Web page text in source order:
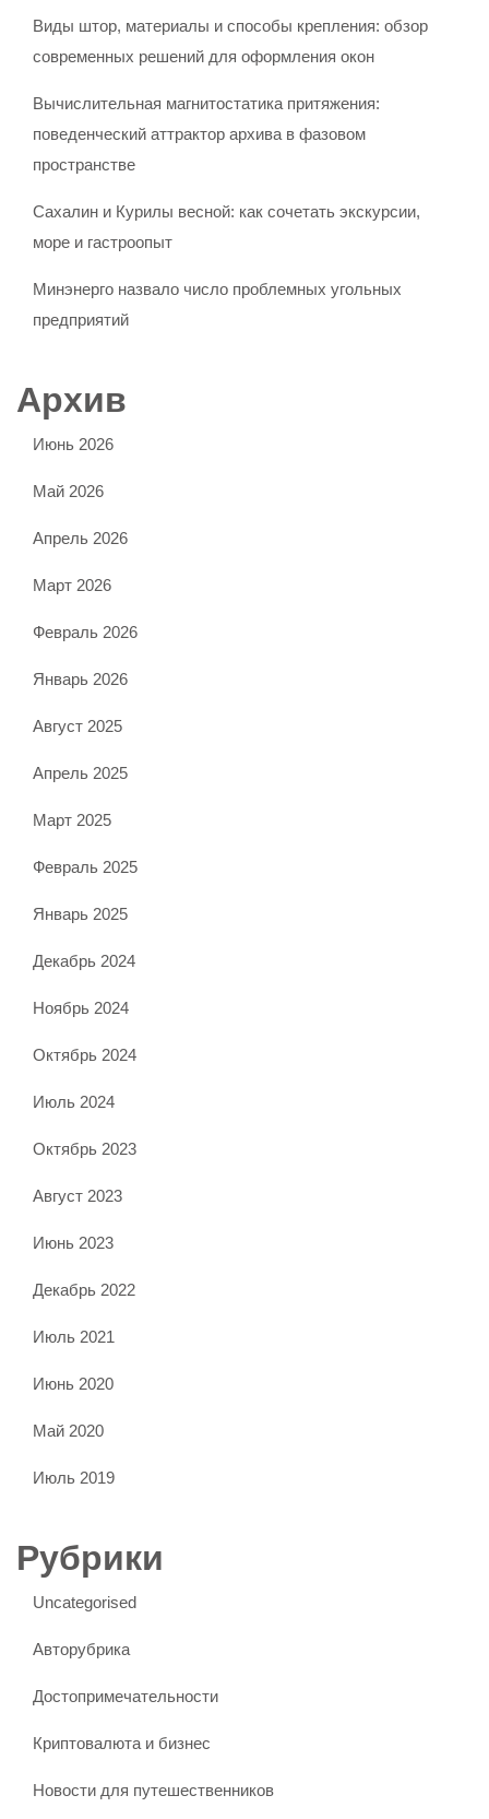
Виды штор, материалы и способы крепления: обзор
современных решений для оформления окон
Вычислительная магнитостатика притяжения:
поведенческий аттрактор архива в фазовом
пространстве
Сахалин и Курилы весной: как сочетать экскурсии,
море и гастроопыт
Минэнерго назвало число проблемных угольных
предприятий
Архив
Июнь 2026
Май 2026
Апрель 2026
Март 2026
Февраль 2026
Январь 2026
Август 2025
Апрель 2025
Март 2025
Февраль 2025
Январь 2025
Декабрь 2024
Ноябрь 2024
Октябрь 2024
Июль 2024
Октябрь 2023
Август 2023
Июнь 2023
Декабрь 2022
Июль 2021
Июнь 2020
Май 2020
Июль 2019
Рубрики
Uncategorised
Авторубрика
Достопримечательности
Криптовалюта и бизнес
Новости для путешественников